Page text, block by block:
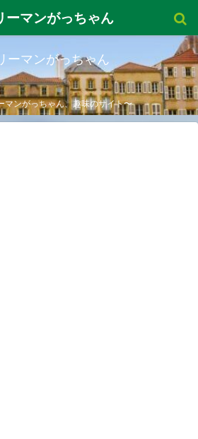
ーマンがっちゃん
マンがっちゃん、趣味のサイト〜
ーマンがっちゃん